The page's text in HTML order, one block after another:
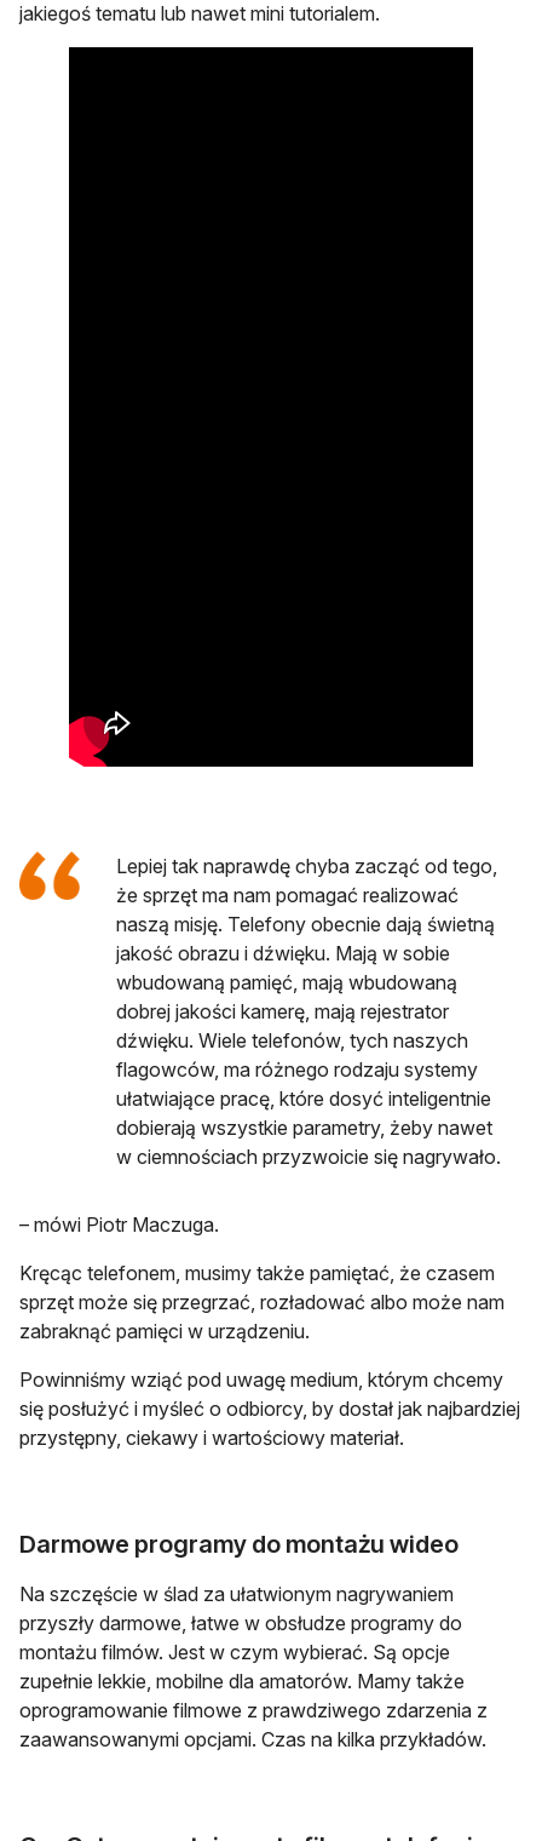
jakiegoś tematu lub nawet mini tutorialem.
Lepiej tak naprawdę chyba zacząć od tego,
że sprzęt ma nam pomagać realizować
naszą misję. Telefony obecnie dają świetną
jakość obrazu i dźwięku. Mają w sobie
wbudowaną pamięć, mają wbudowaną
dobrej jakości kamerę, mają rejestrator
dźwięku. Wiele telefonów, tych naszych
flagowców, ma różnego rodzaju systemy
ułatwiające pracę, które dosyć inteligentnie
dobierają wszystkie parametry, żeby nawet
w ciemnościach przyzwoicie się nagrywało.
– mówi Piotr Maczuga.
Kręcąc telefonem, musimy także pamiętać, że czasem
sprzęt może się przegrzać, rozładować albo może nam
zabraknąć pamięci w urządzeniu.
Powinniśmy wziąć pod uwagę medium, którym chcemy
się posłużyć i myśleć o odbiorcy, by dostał jak najbardziej
przystępny, ciekawy i wartościowy materiał.
Darmowe programy do montażu wideo
Na szczęście w ślad za ułatwionym nagrywaniem
przyszły darmowe, łatwe w obsłudze programy do
montażu filmów. Jest w czym wybierać. Są opcje
zupełnie lekkie, mobilne dla amatorów. Mamy także
oprogramowanie filmowe z prawdziwego zdarzenia z
zaawansowanymi opcjami. Czas na kilka przykładów.